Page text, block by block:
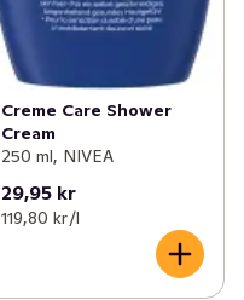
Creme Care Shower
Cream
250 ml, NIVEA
29,95 kr
119,80 kr /l